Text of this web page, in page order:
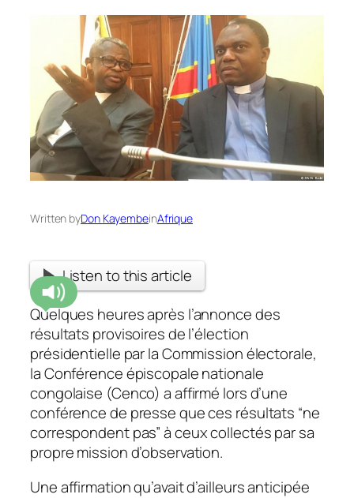
Written byDon KayembeinAfrique
Listen to this article
Quelques heures après l’annonce des
résultats provisoires de l’élection
présidentielle par la Commission électorale,
la Conférence épiscopale nationale
congolaise (Cenco) a affirmé lors d’une
conférence de presse que ces résultats “ne
correspondent pas”à ceux collectés par sa
propre mission d’observation.
Une affirmation qu’avait d’ailleurs anticipée